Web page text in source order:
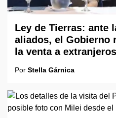
Ley de Tierras: ante
aliados, el Gobierno
la venta a extranjeros
Por Stella Gárnica